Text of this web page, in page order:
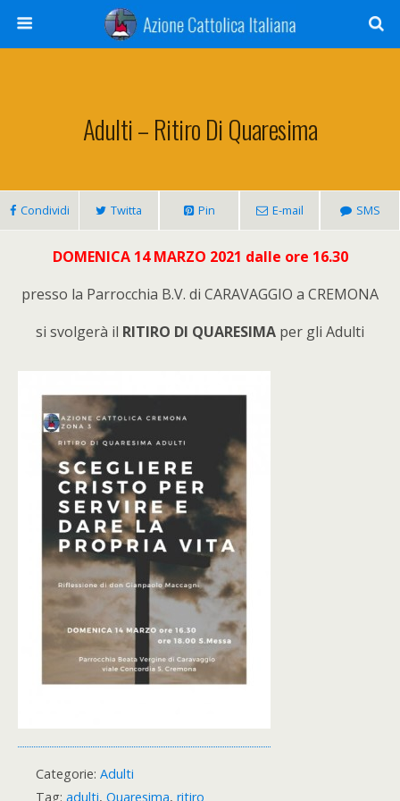
Adulti – Ritiro Di Quaresima
Condividi Twitta Pin E-mail SMS
DOMENICA 14 MARZO 2021 dalle ore 16.30
presso la Parrocchia B.V. di CARAVAGGIO a CREMONA
si svolgerà il RITIRO DI QUARESIMA per gli Adulti
Categorie: Adulti
Tag: adulti, Quaresima, ritiro